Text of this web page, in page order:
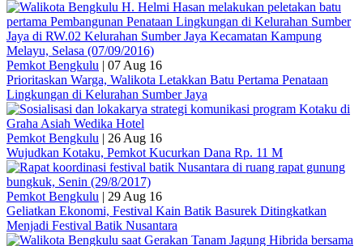
Pemkot Bengkulu | 07 Aug 16
Prioritaskan Warga, Walikota Letakkan Batu Pertama Penataan
Lingkungan di Kelurahan Sumber Jaya
Pemkot Bengkulu | 26 Aug 16
Wujudkan Kotaku, Pemkot Kucurkan Dana Rp. 11 M
Pemkot Bengkulu | 29 Aug 16
Geliatkan Ekonomi, Festival Kain Batik Basurek Ditingkatkan
Menjadi Festival Batik Nusantara